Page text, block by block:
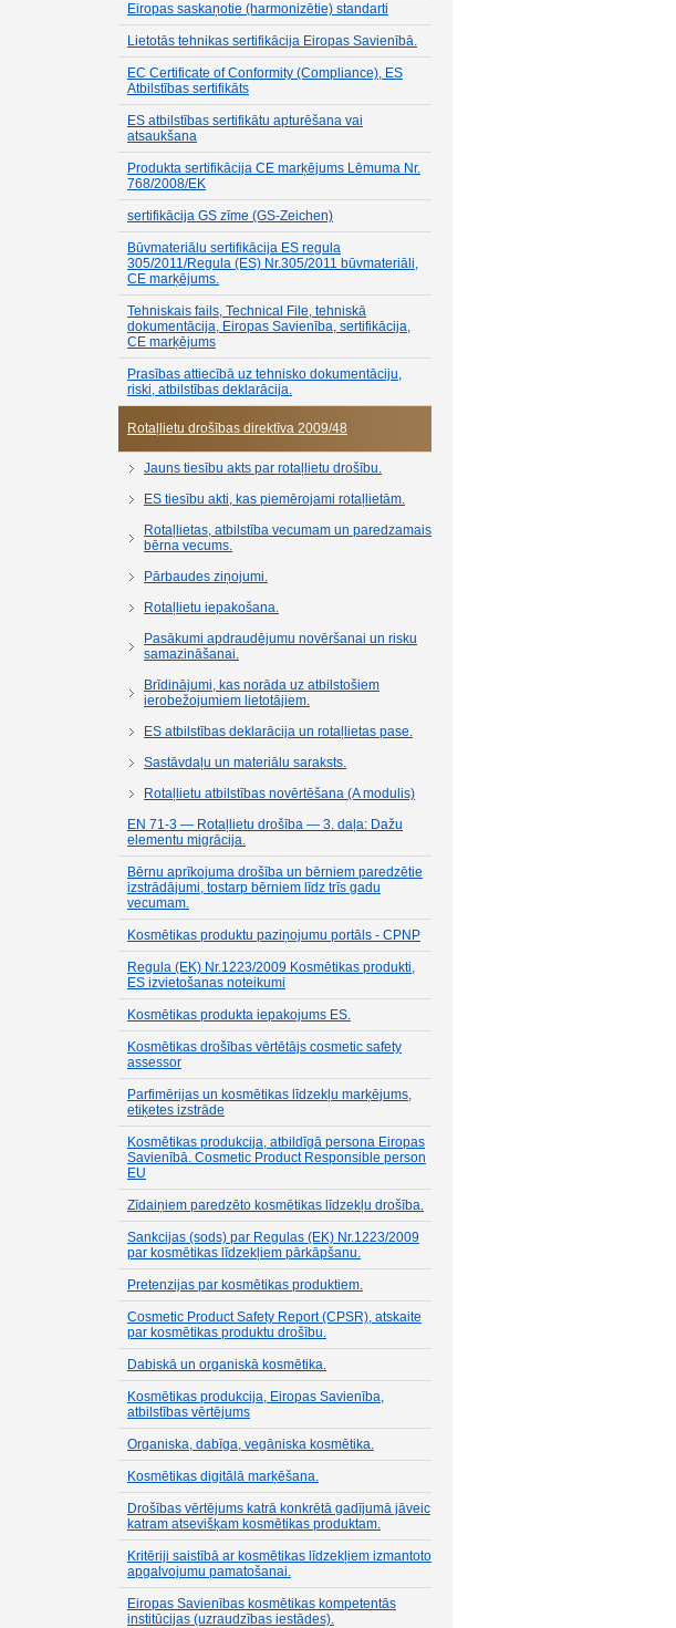
Eiropas saskaņotie (harmonizētie) standarti
Lietotās tehnikas sertifikācija Eiropas Savienībā.
EC Certificate of Conformity (Compliance), ES
Atbilstības sertifikāts
ES atbilstības sertifikātu apturēšana vai
atsaukšana
Produkta sertifikācija CE marķējums Lēmuma Nr.
768/2008/EK
sertifikācija GS zīme (GS-Zeichen)
Būvmateriālu sertifikācija ES regula
305/2011/Regula (ES) Nr.305/2011 būvmateriāli,
CE marķējums.
Tehniskais fails, Technical File, tehniskā
dokumentācija, Eiropas Savienība, sertifikācija,
CE marķējums
Prasības attiecībā uz tehnisko dokumentāciju,
riski, atbilstības deklarācija.
Rotaļlietu drošības direktīva 2009/48
Jauns tiesību akts par rotaļlietu drošību.
ES tiesību akti, kas piemērojami rotaļlietām.
Rotaļlietas, atbilstība vecumam un paredzamais
bērna vecums.
Pārbaudes ziņojumi.
Rotaļlietu iepakošana.
Pasākumi apdraudējumu novēršanai un risku
samazināšanai.
Brīdinājumi, kas norāda uz atbilstošiem
ierobežojumiem lietotājiem.
ES atbilstības deklarācija un rotaļlietas pase.
Sastāvdaļu un materiālu saraksts.
Rotaļlietu atbilstības novērtēšana (A modulis)
EN 71-3 — Rotaļlietu drošība — 3. daļa: Dažu
elementu migrācija.
Bērnu aprīkojuma drošība un bērniem paredzētie
izstrādājumi, tostarp bērniem līdz trīs gadu
vecumam.
Kosmētikas produktu paziņojumu portāls - CPNP
Regula (EK) Nr.1223/2009 Kosmētikas produkti,
ES izvietošanas noteikumi
Kosmētikas produkta iepakojums ES.
Kosmētikas drošības vērtētājs cosmetic safety
assessor
Parfimērijas un kosmētikas līdzekļu marķējums,
etiķetes izstrāde
Kosmētikas produkcija, atbildīgā persona Eiropas
Savienībā. Cosmetic Product Responsible person
EU
Zīdaiņiem paredzēto kosmētikas līdzekļu drošība.
Sankcijas (sods) par Regulas (EK) Nr.1223/2009
par kosmētikas līdzekļiem pārkāpšanu.
Pretenzijas par kosmētikas produktiem.
Cosmetic Product Safety Report (CPSR), atskaite
par kosmētikas produktu drošību.
Dabiskā un organiskā kosmētika.
Kosmētikas produkcija, Eiropas Savienība,
atbilstības vērtējums
Organiska, dabīga, vegāniska kosmētika.
Kosmētikas digitālā marķēšana.
Drošības vērtējums katrā konkrētā gadījumā jāveic
katram atsevišķam kosmētikas produktam.
Kritēriji saistībā ar kosmētikas līdzekļiem izmantoto
apgalvojumu pamatošanai.
Eiropas Savienības kosmētikas kompetentās
institūcijas (uzraudzības iestādes).